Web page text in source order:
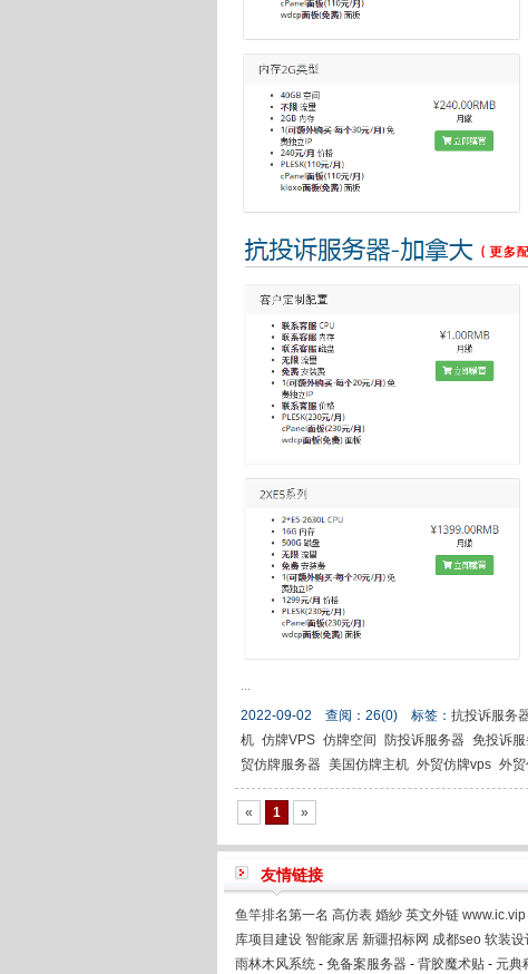
...
2022-09-02 查阅： 26(0) 标签： 抗投诉服务
机 仿牌VPS 仿牌空间 防投诉服务器 免投诉
贸仿牌服务器 美国仿牌主机 外贸仿牌vps 外贸
« 1 »
友情链接
鱼竿排名第一名 高仿表 婚紗 英文外链 www.ic.vip
库项目建设 智能家居 新疆招标网 成都seo 软装设
雨林木风系统- 免备案服务器- 背胶魔术贴- 元典